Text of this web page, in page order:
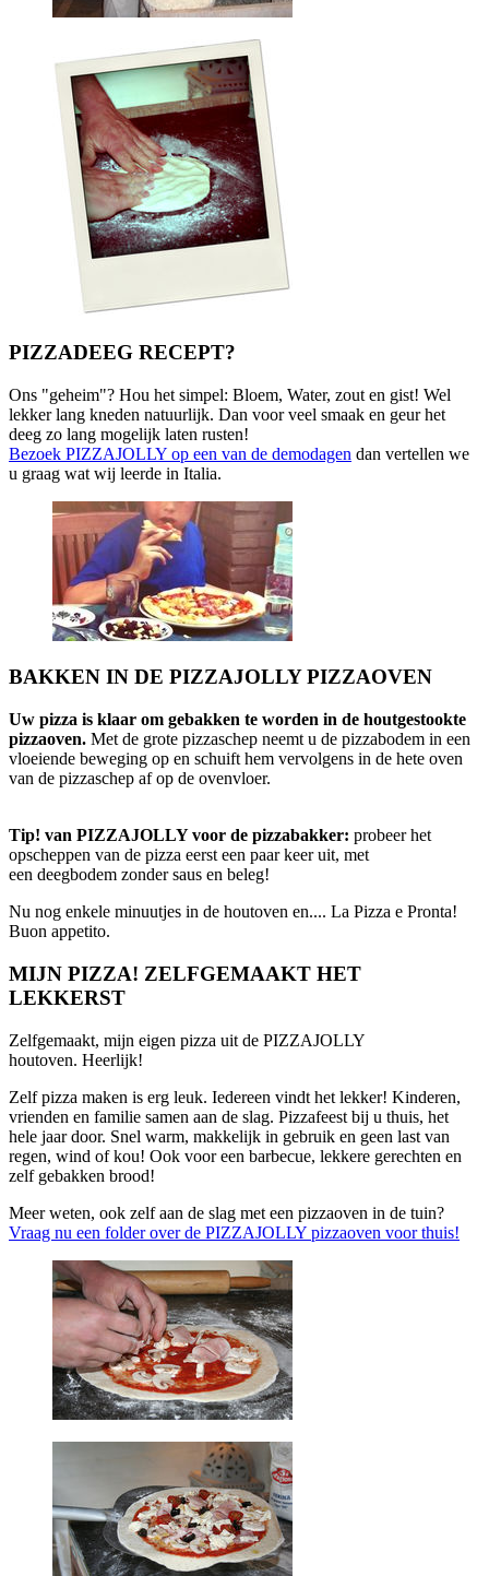
PIZZADEEG RECEPT?
Ons "geheim"? Hou het simpel: Bloem, Water, zout en gist! Wel
lekker lang kneden natuurlijk. Dan voor veel smaak en geur het
deeg zo lang mogelijk laten rusten!
Bezoek PIZZAJOLLY op een van de demodagen dan vertellen we
u graag wat wij leerde in Italia.
BAKKEN IN DE PIZZAJOLLY PIZZAOVEN
Uw pizza is klaar om gebakken te worden in de houtgestookte
pizzaoven. Met de grote pizzaschep neemt u de pizzabodem in een
vloeiende beweging op en schuift hem vervolgens in de hete oven
van de pizzaschep af op de ovenvloer.
Tip! van PIZZAJOLLY voor de pizzabakker: probeer het
opscheppen van de pizza eerst een paar keer uit, met
een deegbodem zonder saus en beleg!
Nu nog enkele minuutjes in de houtoven en.... La Pizza e Pronta!
Buon appetito.
MIJN PIZZA! ZELFGEMAAKT HET
LEKKERST
Zelfgemaakt, mijn eigen pizza uit de PIZZAJOLLY
houtoven. Heerlijk!
Zelf pizza maken is erg leuk. Iedereen vindt het lekker! Kinderen,
vrienden en familie samen aan de slag. Pizzafeest bij u thuis, het
hele jaar door. Snel warm, makkelijk in gebruik en geen last van
regen, wind of kou! Ook voor een barbecue, lekkere gerechten en
zelf gebakken brood!
Meer weten, ook zelf aan de slag met een pizzaoven in de tuin?
Vraag nu een folder over de PIZZAJOLLY pizzaoven voor thuis!